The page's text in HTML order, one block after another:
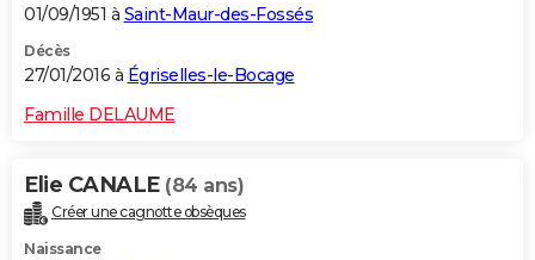
01/09/1951 à Saint-Maur-des-Fossés
Décès
27/01/2016 à Égriselles-le-Bocage
Famille DELAUME
Elie CANALE (84 ans)
Créer une cagnotte obsèques
Naissance